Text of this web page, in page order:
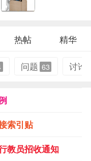
热帖 精华
问题 63 讨论
索引贴
教员招收通知